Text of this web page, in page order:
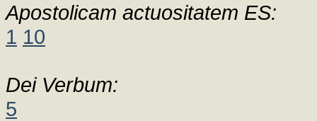
Apostolicam actuositatem ES:
1 10
Dei Verbum:
5